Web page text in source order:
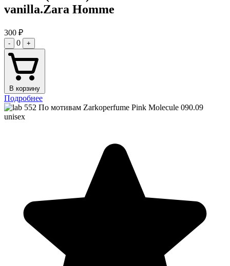
vanilla.Zara Homme
300 ₽
- 0 +
В корзину
Подробнее